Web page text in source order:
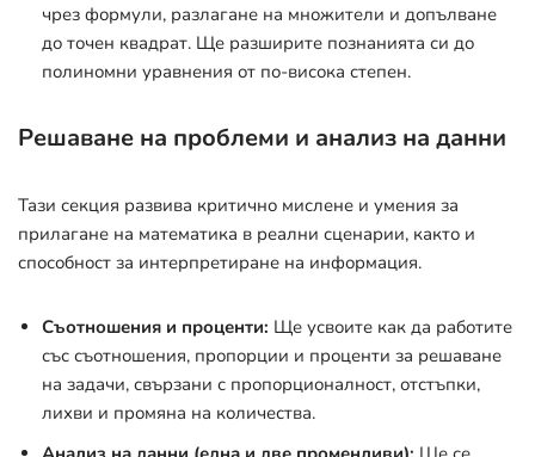
чрез формули, разлагане на множители и допълване
до точен квадрат. Ще разширите познанията си до
полиномни уравнения от по-висока степен.
Решаване на проблеми и анализ на данни
Тази секция развива критично мислене и умения за
прилагане на математика в реални сценарии, както и
способност за интерпретиране на информация.
Съотношения и проценти: Ще усвоите как да работите
със съотношения, пропорции и проценти за решаване
на задачи, свързани с пропорционалност, отстъпки,
лихви и промяна на количества.